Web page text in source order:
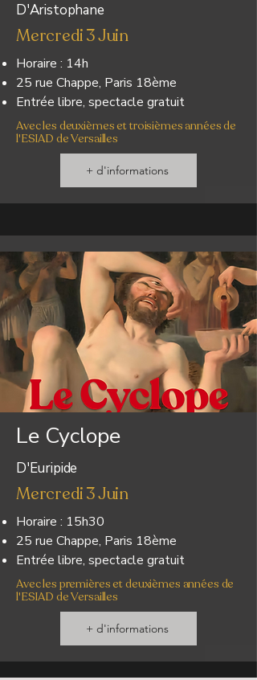
D'Aristophane
Mercredi 3 Juin
Horaire : 14h
25 rue Chappe, Paris 18ème
Entrée libre, spectacle gratuit
Avec les deuxièmes et troisièmes années de
l'ESIAD de Versailles
+ d'informations
Le Cyclope
D'Euripide
Mercredi 3 Juin
Horaire : 15h30
25 rue Chappe, Paris 18ème
Entrée libre, spectacle gratuit
Avec les premières et deuxièmes années de
l'ESIAD de Versailles
+ d'informations